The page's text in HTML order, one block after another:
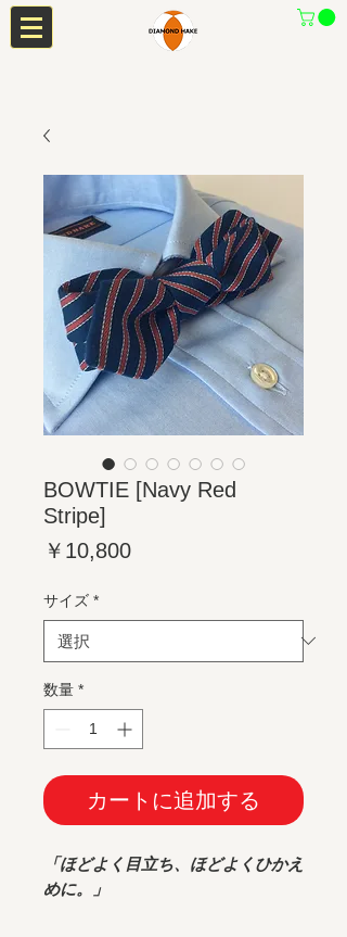
BOWTIE [Navy Red
Stripe]
￥10,800価
サイズ *
数量 *
カートに追加する
「ほどよく目立ち、ほどよくひかえ
めに。」